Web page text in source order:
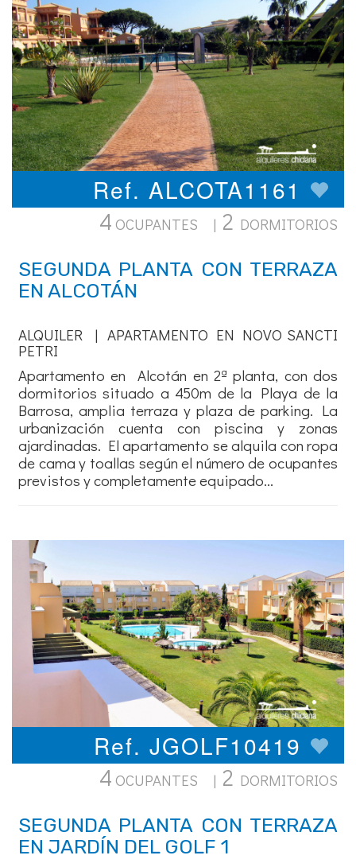
Ref. ALCOTA1161
4 OCUPANTES | 2 DORMITORIOS
SEGUNDA PLANTA CON TERRAZA
EN ALCOTÁN
ALQUILER | APARTAMENTO EN NOVO SANCTI
PETRI
Apartamento en Alcotán en 2ª planta, con dos
dormitorios situado a 450m de la Playa de la
Barrosa, amplia terraza y plaza de parking. La
urbanización cuenta con piscina y zonas
ajardinadas. El apartamento se alquila con ropa
de cama y toallas según el número de ocupantes
previstos y completamente equipado...
Ref. JGOLF10419
4 OCUPANTES | 2 DORMITORIOS
SEGUNDA PLANTA CON TERRAZA
EN JARDÍN DEL GOLF 1